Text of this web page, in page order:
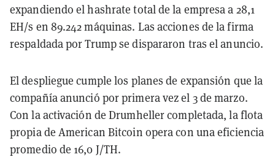
expandiendo el hashrate total de la empresa a 28,1
EH/s en 89.242 máquinas. Las acciones de la firma
respaldada por Trump se dispararon tras el anuncio.
El despliegue cumple los planes de expansión que la
compañía anunció por primera vez el 3 de marzo.
Con la activación de Drumheller completada, la flota
propia de American Bitcoin opera con una eficiencia
promedio de 16,0 J/TH.